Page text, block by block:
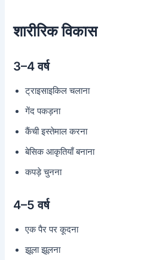
शारीरिक विकास
3–4 वर्ष
ट्राइसाइकिल चलाना
गेंद पकड़ना
कैंची इस्तेमाल करना
बेसिक आकृतियाँ बनाना
कपड़े चुनना
4–5 वर्ष
एक पैर पर कूदना
झूला झूलना